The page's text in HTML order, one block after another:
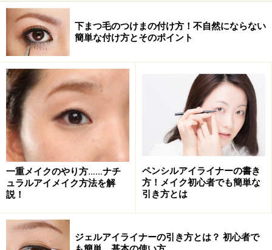
下まつ毛のつけまの付け方！不自然にならない
簡単な付け方とそのポイント
一重メイクのやり方……ナチ
ュラルアイメイク方法を解
説！
ペンシルアイライナーの書き
方！メイク初心者でも簡単な
引き方とは
ジェルアイライナーの引き方とは？ 初心者で